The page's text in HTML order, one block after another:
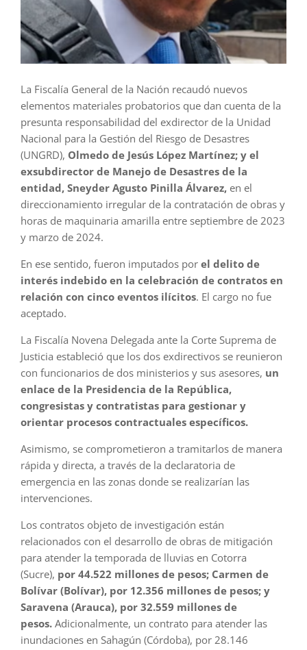
La Fiscalía General de la Nación recaudó nuevos
elementos materiales probatorios que dan cuenta de la
presunta responsabilidad del exdirector de la Unidad
Nacional para la Gestión del Riesgo de Desastres
(UNGRD), Olmedo de Jesús López Martínez; y el
exsubdirector de Manejo de Desastres de la
entidad, Sneyder Agusto Pinilla Álvarez, en el
direccionamiento irregular de la contratación de obras y
horas de maquinaria amarilla entre septiembre de 2023
y marzo de 2024.
En ese sentido, fueron imputados por el delito de
interés indebido en la celebración de contratos en
relación con cinco eventos ilícitos. El cargo no fue
aceptado.
La Fiscalía Novena Delegada ante la Corte Suprema de
Justicia estableció que los dos exdirectivos se reunieron
con funcionarios de dos ministerios y sus asesores, un
enlace de la Presidencia de la República,
congresistas y contratistas para gestionar y
orientar procesos contractuales específicos.
Asimismo, se comprometieron a tramitarlos de manera
rápida y directa, a través de la declaratoria de
emergencia en las zonas donde se realizarían las
intervenciones.
Los contratos objeto de investigación están
relacionados con el desarrollo de obras de mitigación
para atender la temporada de lluvias en Cotorra
(Sucre), por 44.522 millones de pesos; Carmen de
Bolívar (Bolívar), por 12.356 millones de pesos; y
Saravena (Arauca), por 32.559 millones de
pesos. Adicionalmente, un contrato para atender las
inundaciones en Sahagún (Córdoba), por 28.146